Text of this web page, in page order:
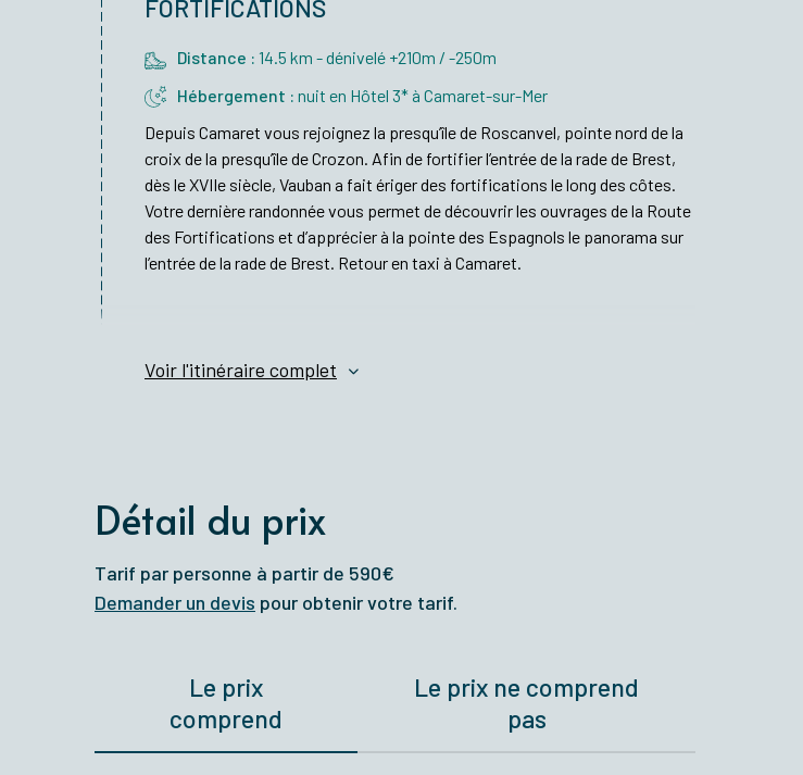
FORTIFICATIONS
Distance : 14.5 km - dénivelé +210m / -250m
Hébergement : nuit en Hôtel 3* à Camaret-sur-Mer
Depuis Camaret vous rejoignez la presqu’île de Roscanvel, pointe nord de la
croix de la presqu’île de Crozon. Afin de fortifier l’entrée de la rade de Brest,
dès le XVIIe siècle, Vauban a fait ériger des fortifications le long des côtes.
Votre dernière randonnée vous permet de découvrir les ouvrages de la Route
des Fortifications et d’apprécier à la pointe des Espagnols le panorama sur
l’entrée de la rade de Brest. Retour en taxi à Camaret.
Voir l'itinéraire complet
Détail du prix
Tarif par personne à partir de 590€
Demander un devis pour obtenir votre tarif.
Le prix
comprend
Le prix ne comprend
pas